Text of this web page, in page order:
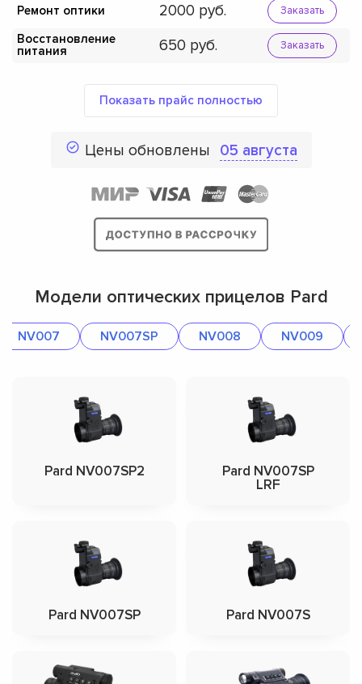
Ремонт оптики 2000 Заказать
Восстановление
питания
650 Заказать
Показать прайс полностью
Цены обновлены 05 августа
Модели оптических прицелов Pard
NV007 NV007SP NV008 NV009
Pard NV007SP2
Pard NV007SP
LRF
Pard NV007SP Pard NV007S